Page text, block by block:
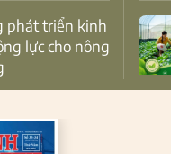
lực cho nông